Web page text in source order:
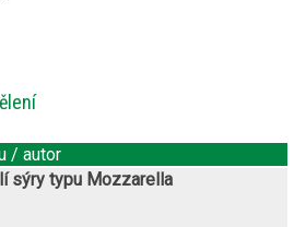
/ autor
sýry typu Mozzarella